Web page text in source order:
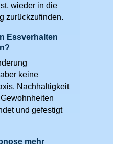
wieder in die
zurückzufinden.
Essverhalten
keine
Nachhaltigkeit
und gefestigt
mehr